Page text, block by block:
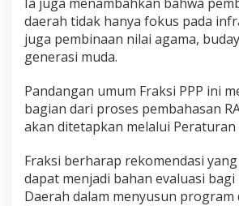
daerah tidak hanya fokus pada
juga pembinaan nilai agama,
generasi muda.
Pandangan umum Fraksi PPP ini
bagian dari proses pembahasan
akan ditetapkan melalui Peraturan
Fraksi berharap rekomendasi
dapat menjadi bahan evaluasi
Daerah dalam menyusun program